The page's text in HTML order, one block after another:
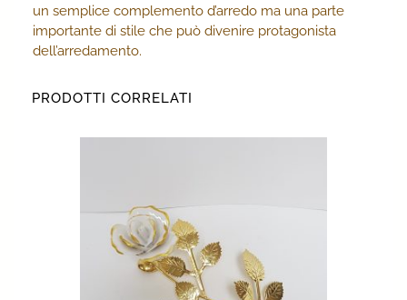
un semplice complemento d’arredo ma una parte
importante di stile che può divenire protagonista
dell’arredamento.
PRODOTTI CORRELATI